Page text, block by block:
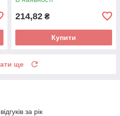
214,82 ₴
Купити
ще
за рік